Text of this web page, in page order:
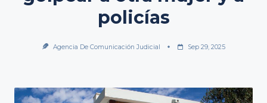
policías
Agencia De Comunicación Judicial Sep 29, 2025